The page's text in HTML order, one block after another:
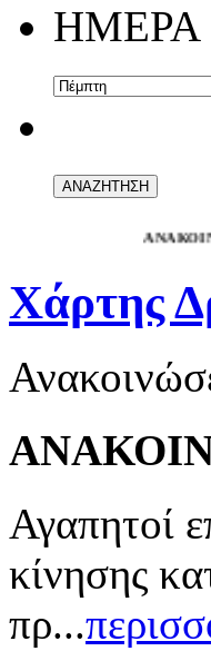
ΗΜΕΡΑ
ΑΝΑΚΟΙΝΩΣΗ-
Χάρτης
Αγαπητοί
κίνησης
πρ...